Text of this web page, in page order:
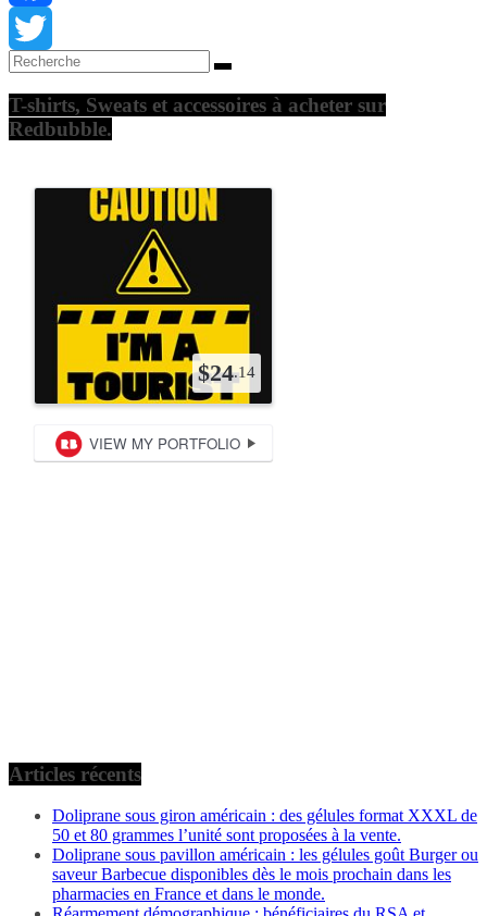
Facebook
Twitter
T-shirts, Sweats et accessoires à acheter sur
Redbubble.
Articles récents
Doliprane sous giron américain : des gélules format XXXL de
50 et 80 grammes l’unité sont proposées à la vente.
Doliprane sous pavillon américain : les gélules goût Burger ou
saveur Barbecue disponibles dès le mois prochain dans les
pharmacies en France et dans le monde.